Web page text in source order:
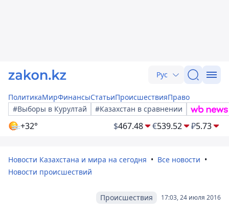
Рус
ПолитикаМирФинансыСтатьиПроисшествияПраво
#Выборы в Курултай
#Казахстан в сравнении
+32° $467.48 €539.52 ₽5.73
Новости Казахстана и мира на сегодня
Все новости
Новости происшествий
17:03, 24 июля 2016
Происшествия